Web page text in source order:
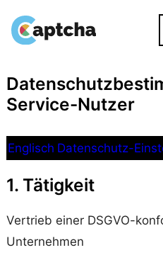
Zum
springen
Service-Nutzer
Englisch Datenschutz-
1. Tätigkeit
Vertrieb einer DSGVO-
Unternehmen